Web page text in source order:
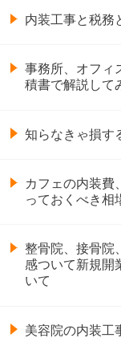
内装工事と税務
事務所、オフィ
積書で解説して
知らなきゃ損す
カフェの内装費
っておくべき相
整骨院、接骨院
感ついて新規開
いて
美容院の内装工